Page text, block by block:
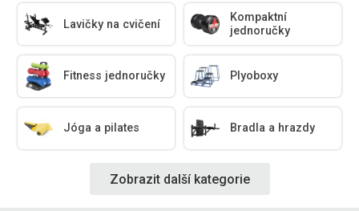
Lavičky na cvičení
Kompaktní
jednoručky
Fitness jednoručky Plyoboxy
Jóga a pilates Bradla a hrazdy
Zobrazit další kategorie